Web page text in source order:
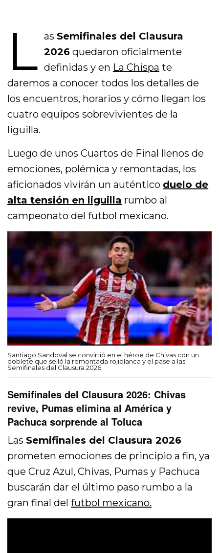
L as Semifinales del Clausura
2026quedaron oficialmente
definidas y en La Chispa te
daremos a conocer todos los detalles de
los encuentros, horarios y cómo llegan los
cuatro equipos sobrevivientes de la
liguilla.
Luego de unos Cuartos de Final llenos de
emociones, polémica y remontadas, los
aficionados vivirán un auténtico duelo de
alta tensión en liguilla rumbo al
campeonato del futbol mexicano.
Santiago Sandoval se convirtió en el héroe de Chivas con un
doblete que selló la remontada rojiblanca y el pase a las
Semifinales del Clausura 2026.
Semifinales del Clausura 2026: Chivas
revive, Pumas elimina al América y
Pachuca sorprende al Toluca
LasSemifinales del Clausura 2026
prometen emociones de principio a fin, ya
que Cruz Azul, Chivas, Pumas y Pachuca
buscarán dar el último paso rumbo a la
gran final delfutbol mexicano.